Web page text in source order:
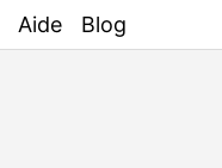
Aide Blog